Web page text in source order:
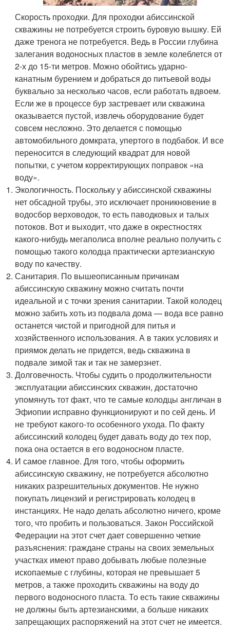
Скорость проходки. Для проходки абиссинской
скважины не потребуется строить буровую вышку. Ей
даже тренога не потребуется. Ведь в России глубина
залегания водоносных пластов в земле колеблется от
2-х до 15-ти метров. Можно обойтись ударно-
канатным бурением и добраться до питьевой воды
буквально за несколько часов, если работать вдвоем.
Если же в процессе бур застревает или скважина
оказывается пустой, извлечь оборудование будет
совсем несложно. Это делается с помощью
автомобильного домкрата, упертого в подбабок. И все
переносится в следующий квадрат для новой
попытки, с учетом корректирующих поправок «на
воду».
Экологичность. Поскольку у абиссинской скважины
нет обсадной трубы, это исключает проникновение в
водосбор верховодок, то есть паводковых и талых
потоков. Вот и выходит, что даже в окрестностях
какого-нибудь мегаполиса вполне реально получить с
помощью такого колодца практически артезианскую
воду по качеству.
Санитария. По вышеописанным причинам
абиссинскую скважину можно считать почти
идеальной и с точки зрения санитарии. Такой колодец
можно забить хоть из подвала дома — вода все равно
останется чистой и пригодной для питья и
хозяйственного использования. А в таких условиях и
приямок делать не придется, ведь скважина в
подвале зимой так и так не замерзнет.
Долговечность. Чтобы судить о продолжительности
эксплуатации абиссинских скважин, достаточно
упомянуть тот факт, что те самые колодцы англичан в
Эфиопии исправно функционируют и по сей день. И
не требуют какого-то особенного ухода. По факту
абиссинский колодец будет давать воду до тех пор,
пока она остается в его водоносном пласте.
И самое главное. Для того, чтобы оформить
абиссинскую скважину, не потребуется абсолютно
никаких разрешительных документов. Не нужно
покупать лицензий и регистрировать колодец в
инстанциях. Не надо делать абсолютно ничего, кроме
того, что пробить и пользоваться. Закон Российской
Федерации на этот счет дает совершенно четкие
разъяснения: граждане страны на своих земельных
участках имеют право добывать любые полезные
ископаемые с глубины, которая не превышает 5
метров, а также проходить скважины на воду до
первого водоносного пласта. То есть такие скважины
не должны быть артезианскими, а больше никаких
запрещающих распоряжений на этот счет не имеется.